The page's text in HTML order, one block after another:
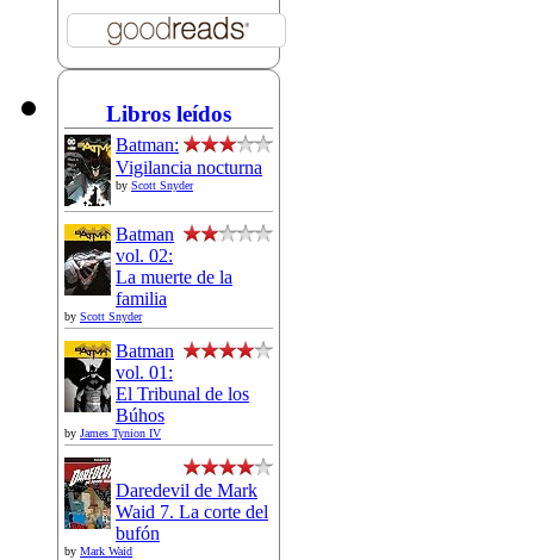
Libros leídos
Batman:
Vigilancia nocturna
by Scott Snyder
Batman
vol. 02:
La muerte de la
familia
by Scott Snyder
Batman
vol. 01:
El Tribunal de los
Búhos
by James Tynion IV
Daredevil de Mark
Waid 7. La corte del
bufón
by Mark Waid